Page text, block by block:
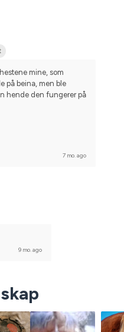
mine, som
på beina, men ble
hende den fungerer på
7 mo. ago
9 mo. ago